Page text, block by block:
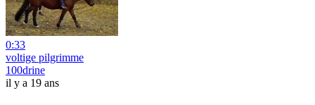
0:33
voltige pilgrimme
100drine
il y a 19 ans